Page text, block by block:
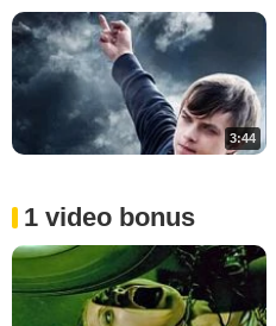
3:44
1 video bonus